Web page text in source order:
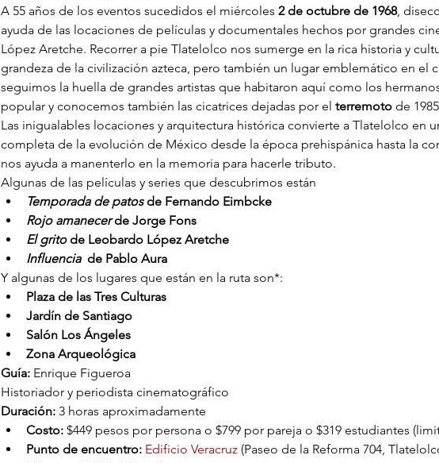
A 55 años de los eventos sucedidos el miércoles 2 de octubre de 1968,
ayuda de las locaciones de películas y documentales hechos por grandes
López Aretche. Recorrer a pie Tlatelolco nos sumerge en la rica historia y
grandeza de la civilización azteca, pero también un lugar emblemático en el
seguimos la huella de grandes artistas que habitaron aquí como los
popular y conocemos también las cicatrices dejadas por el terremoto de
Las inigualables locaciones y arquitectura histórica convierte a Tlatelolco en
completa de la evolución de México desde la época prehispánica hasta la
nos ayuda a manenterlo en la memoria para hacerle tributo.
Algunas de las películas y series que descubrimos están
Temporada de patos de Fernando Eimbcke
Rojo amanecer de Jorge Fons
El grito de Leobardo López Aretche
Influencia de Pablo Aura
Y algunas de los lugares que están en la ruta son*:
Plaza de las Tres Culturas
Jardín de Santiago
Salón Los Ángeles
Zona Arqueológica
Guía: Enrique Figueroa
Historiador y periodista cinematográfico
Duración: 3 horas aproximadamente
Costo: $449 pesos por persona o $799 por pareja o $319 estudiantes
Punto de encuentro: Edificio Veracruz (Paseo de la Reforma 704,